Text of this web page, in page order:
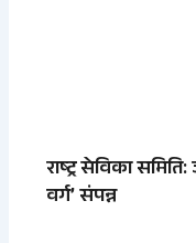
राष्ट्र सेविका
वर्ग’ संपन्न